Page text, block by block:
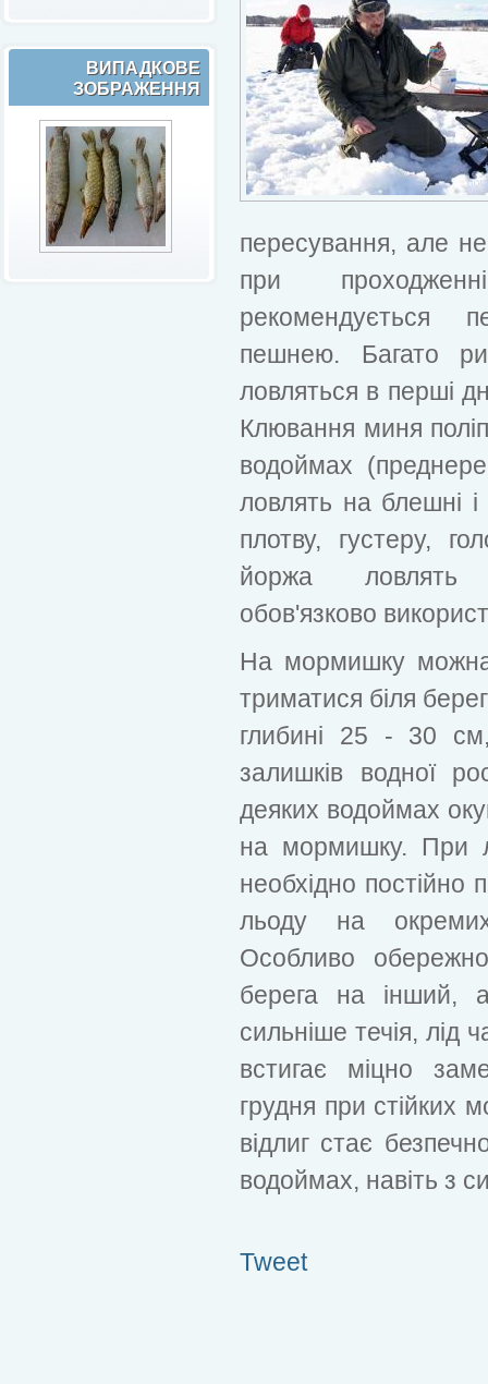
ВИПАДКОВЕ
ЗОБРАЖЕННЯ
пересування, але
при
рекомендується
пешнею. Багато
ловляться в перші
Клювання миня
водоймах
ловлять на блешні і
плотву, густеру,
йоржа ловлять
обов'язково
На мормишку
триматися біля
глибині 25 - 30
залишків водної
деяких водоймах
на мормишку. При
необхідно
льоду на
Особливо
берега на інший,
сильніше течія, лід
встигає міцно
грудня при стійких
відлиг стає
водоймах, навіть з
Tweet